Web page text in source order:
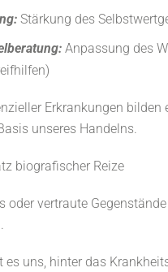
Stärkung des
Anpassung des
Erkrankungen
unseres Handelns.
biografischer Reize
oder vertraute
es uns, hinter das